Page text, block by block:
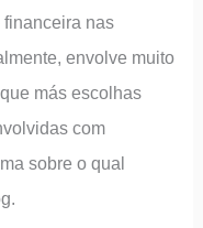
nas
envolve muito
más escolhas
com
sobre o qual